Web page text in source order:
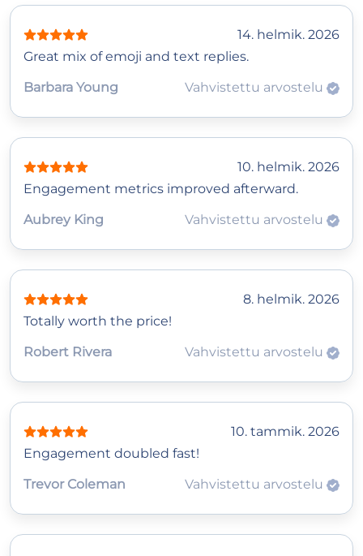
14. helmik. 2026
Great mix of emoji and text replies.
Barbara Young
Vahvistettu arvostelu
10. helmik. 2026
Engagement metrics improved afterward.
Aubrey King
Vahvistettu arvostelu
8. helmik. 2026
Totally worth the price!
Robert Rivera
Vahvistettu arvostelu
10. tammik. 2026
Engagement doubled fast!
Trevor Coleman
Vahvistettu arvostelu